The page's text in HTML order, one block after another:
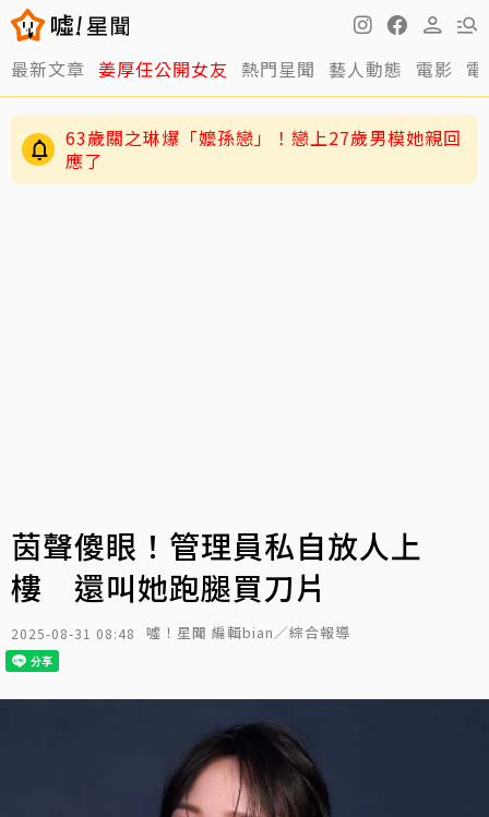
最新文章 姜厚任公開女友 熱門星聞 藝人動態 電影
逸祥結婚到現在都還沒開機！老婆紫布爾羞曝背
後原因
茵聲傻眼！管理員私自放人上
樓 還叫她跑腿買刀片
2025-08-31 08:48 噓！星聞 編輯bian／綜合報導